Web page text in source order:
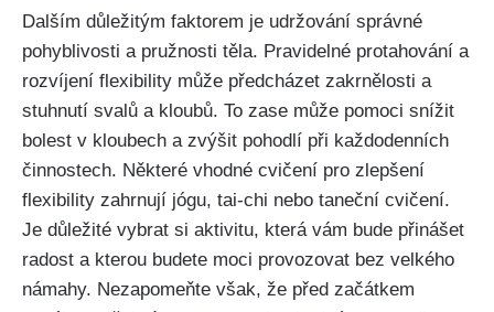
Dalším důležitým faktorem je udržování správné
pohyblivosti a pružnosti těla. Pravidelné protahování a
rozvíjení flexibility může předcházet zakrnělosti a
stuhnutí svalů a kloubů. To zase může pomoci snížit
bolest v kloubech a zvýšit pohodlí při každodenních
činnostech. Některé vhodné cvičení pro zlepšení
flexibility zahrnují jógu, tai-chi nebo taneční cvičení.
Je důležité vybrat si aktivitu, která vám bude přinášet
radost a kterou budete moci provozovat bez velkého
námahy. Nezapomeňte však, že před začátkem